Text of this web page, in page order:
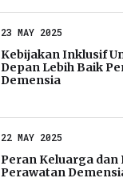
23 MAY 2025
Kebijakan Inklusif
Depan Lebih Baik
Demensia
22 MAY 2025
Peran Keluarga dan
Perawatan